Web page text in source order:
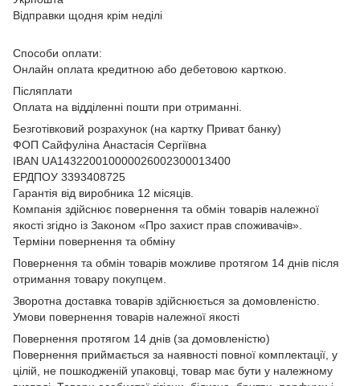
Відправки щодня крім неділі
Способи оплати:
Онлайн оплата кредитною або дебетовою карткою.
Післяплати
Оплата на відділенні пошти при отриманні.
Безготівковий розрахунок (на картку Приват банку)
ФОП Сайфуліна Анастасія Сергіївна
IBAN UA143220010000026002300013400
ЕРДПОУ 3393408725
Гарантія від виробника 12 місяців.
Компанія здійснює повернення та обмін товарів належної
якості згідно із Законом «Про захист прав споживачів»
Терміни повернення та обміну
Повернення та обмін товарів можливе протягом 14 днів після
отримання товару покупцем.
Зворотна доставка товарів здійснюється за домовленістю.
Умови повернення товарів належної якості
Повернення протягом 14 днів (за домовленістю)
Повернення приймається за наявності повної комплектації, у
цілій, не пошкодженій упаковці, товар має бути у належному